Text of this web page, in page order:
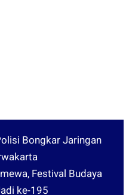
Bongkar Jaringan
Festival Budaya
ke-195